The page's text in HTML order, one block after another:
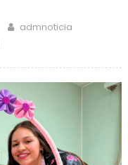
Author
admnoticia